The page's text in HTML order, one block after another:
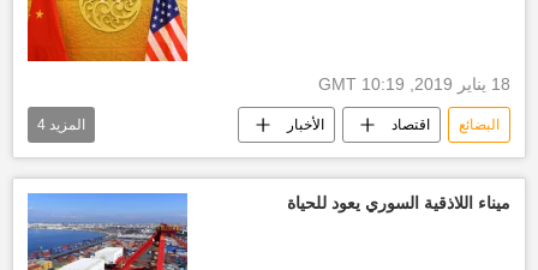
18 يناير 2019, 10:19 GMT
البضائع اقتصاد الأخبار
ستيفن منوشين الحرب التجارية
المنتجات الولايات المتحدة الأمريكية
المزيد 4
ميناء اللاذقية السوري يعود للحياة